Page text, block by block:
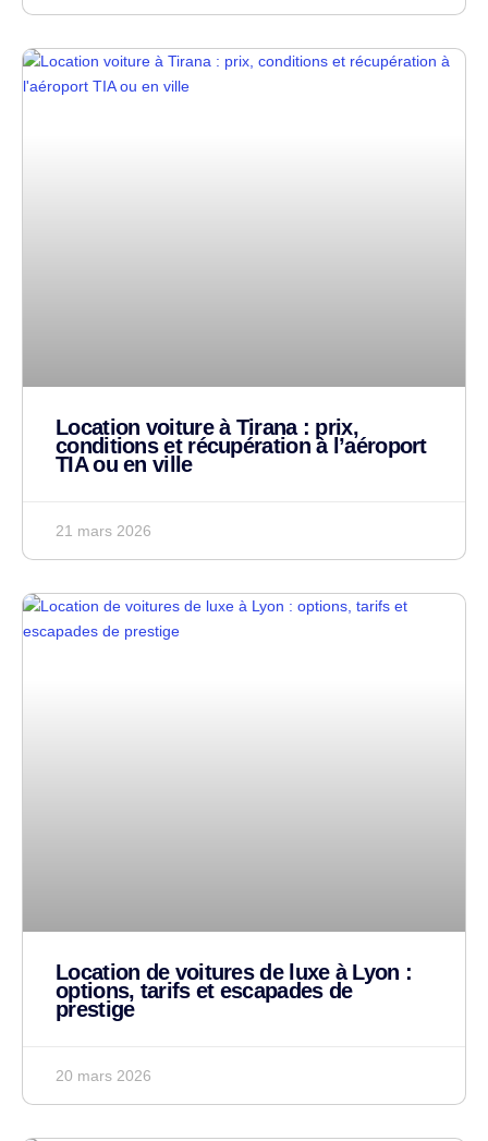
Location voiture à Tirana : prix,
conditions et récupération à l’aéroport
TIA ou en ville
21 mars 2026
Location de voitures de luxe à Lyon :
options, tarifs et escapades de
prestige
20 mars 2026